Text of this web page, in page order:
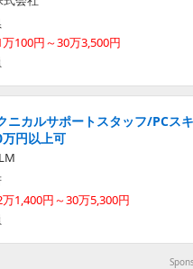
万100円～30万3,500円
ニカルサポートスタッフ/PCス
円以上可
万1,400円～30万5,300円